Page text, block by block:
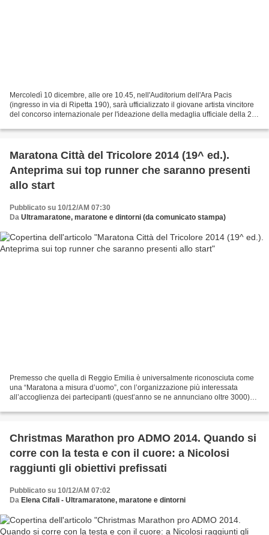
Mercoledì 10 dicembre, alle ore 10.45, nell'Auditorium dell'Ara Pacis
(ingresso in via di Ripetta 190), sarà ufficializzato il giovane artista vincitore
del concorso internazionale per l'ideazione della medaglia ufficiale della 21^
Maratona Città del Tricolore 2014 (19^ ed.).
Anteprima sui top runner che saranno presenti
allo start
Pubblicato su 10/12/AM 07:30
Da Ultramaratone, maratone e dintorni (da comunicato stampa)
Premesso che quella di Reggio Emilia è universalmente riconosciuta come
una “Maratona a misura d’uomo”, con l’organizzazione più interessata
all’accoglienza dei partecipanti (quest’anno se ne annunciano oltre 3000)
Christmas Marathon pro ADMO 2014. Quando si
corre con la testa e con il cuore: a Nicolosi
raggiunti gli obiettivi prefissati
Pubblicato su 10/12/AM 07:02
Da Elena Cifali - Ultramaratone, maratone e dintorni